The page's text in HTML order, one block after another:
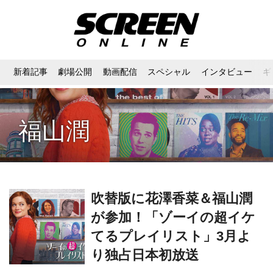
新着記事 劇場公開 動画配信 スペシャル インタビュー
福山潤
吹替版に花澤香菜＆福山潤
が参加！「ゾーイの超イケ
てるプレイリスト」3月よ
り独占日本初放送